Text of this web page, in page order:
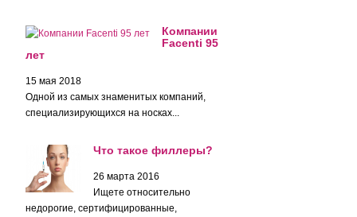
Компании
Facenti 95
лет
15 мая 2018
Одной из самых знаменитых компаний,
специализирующихся на носках...
Что такое филлеры?
26 марта 2016
Ищете относительно
недорогие, сертифицированные,